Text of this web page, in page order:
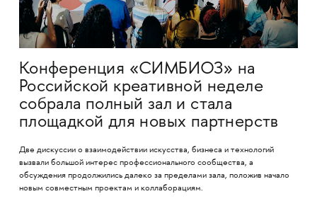
Конференция «СИМБИОЗ» на
Российской креативной неделе
собрала полный зал и стала
площадкой для новых партнерств
Две дискуссии о взаимодействии искусства, бизнеса и технологий
вызвали большой интерес профессионального сообщества, а
обсуждения продолжились далеко за пределами зала, положив начало
новым совместным проектам и коллаборациям.